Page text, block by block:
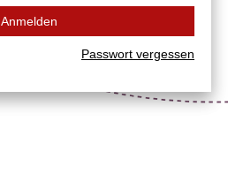
Anmelden
Passwort vergessen